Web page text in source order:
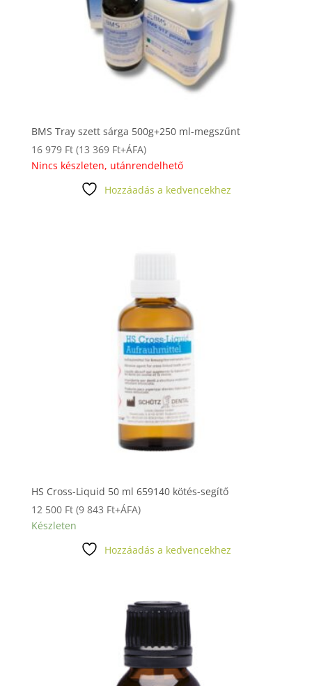
BMS Tray szett sárga 500g+250 ml-megszűnt
16 979 Ft (13 369 Ft+ÁFA)
Nincs készleten, utánrendelhető
Hozzáadás a kedvencekhez
HS Cross-Liquid 50 ml 659140 kötés-segítő
12 500 Ft (9 843 Ft+ÁFA)
Készleten
Hozzáadás a kedvencekhez